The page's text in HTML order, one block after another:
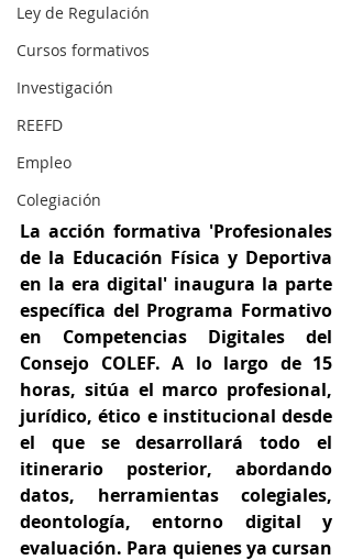
Ley de Regulación
Cursos formativos
Investigación
REEFD
Empleo
Colegiación
La acción formativa 'Profesionales
de la Educación Física y Deportiva
en la era digital' inaugura la parte
específica del Programa Formativo
en Competencias Digitales del
Consejo COLEF. A lo largo de 15
horas, sitúa el marco profesional,
jurídico, ético e institucional desde
el que se desarrollará todo el
itinerario posterior, abordando
datos, herramientas colegiales,
deontología, entorno digital y
evaluación. Para quienes ya cursan